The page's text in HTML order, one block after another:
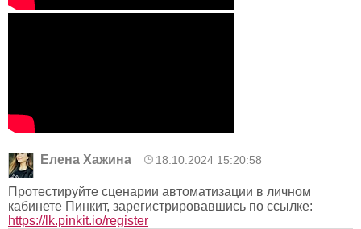
Елена Хажина 18.10.2024 15:20:58
Протестируйте сценарии автоматизации в личном
кабинете Пинкит, зарегистрировавшись по ссылке:
https://lk.pinkit.io/register